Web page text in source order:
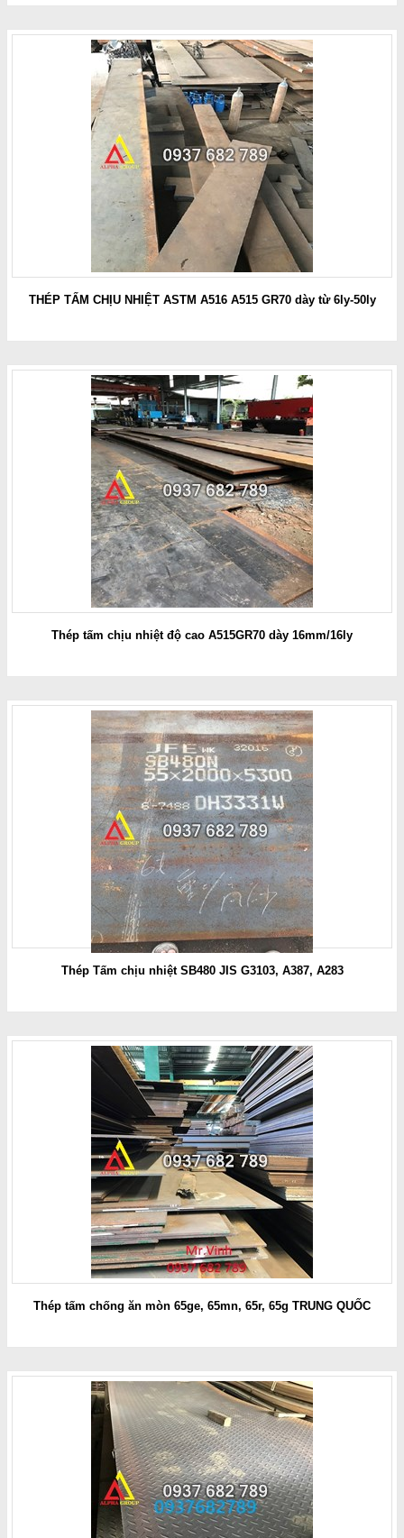
THÉP TẤM CHỊU NHIỆT ASTM A516 A515 GR70 dày từ 6ly-50ly
Thép tấm chịu nhiệt độ cao A515GR70 dày 16mm/16ly
Thép Tấm chịu nhiệt SB480 JIS G3103, A387, A283
Thép tấm chống ăn mòn 65ge, 65mn, 65r, 65g TRUNG QUỐC